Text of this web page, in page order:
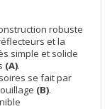
robuste
et la
simple et solide
(A).
se fait par
(B).